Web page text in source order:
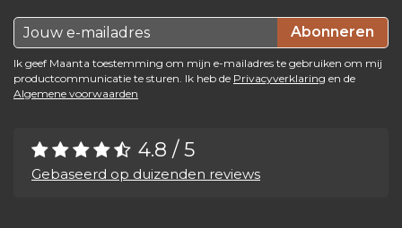
Abonneren
Ik geef Maanta toestemming om mijn e-mailadres te gebruiken om mij
productcommunicatie te sturen. Ik heb de Privacyverklaring en de
Algemene voorwaarden
4.8 / 5
Gebaseerd op duizenden reviews